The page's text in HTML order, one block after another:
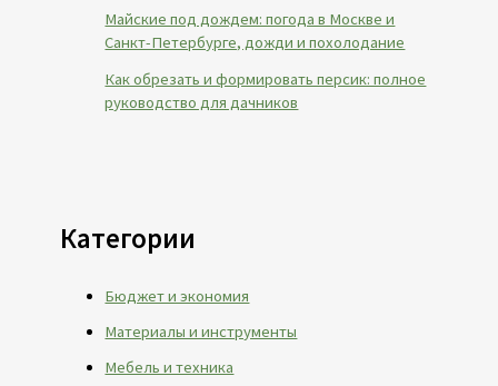
Майские под дождем: погода в Москве и
Санкт-Петербурге, дожди и похолодание
Как обрезать и формировать персик: полное
руководство для дачников
Категории
Бюджет и экономия
Материалы и инструменты
Мебель и техника